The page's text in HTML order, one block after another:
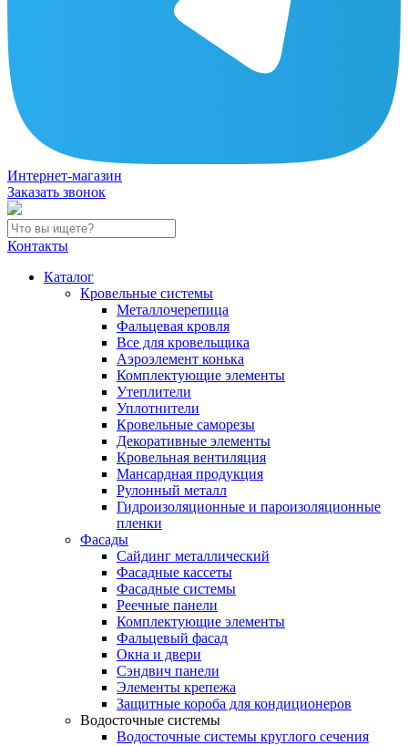
Интернет-магазин
Заказать звонок
Контакты
Каталог
Кровельные системы
Металлочерепица
Фальцевая кровля
Все для кровельщика
Аэроэлемент конька
Комплектующие элементы
Утеплители
Уплотнители
Кровельные саморезы
Декоративные элементы
Кровельная вентиляция
Мансардная продукция
Рулонный металл
Гидроизоляционные и пароизоляционные
пленки
Фасады
Сайдинг металлический
Фасадные кассеты
Фасадные системы
Реечные панели
Комплектующие элементы
Фальцевый фасад
Окна и двери
Сэндвич панели
Элементы крепежа
Защитные короба для кондиционеров
Водосточные системы
Водосточные системы круглого сечения